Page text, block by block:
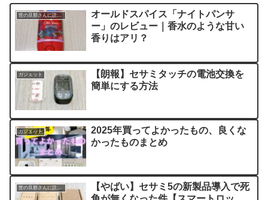
世の旦那さんに読んでほしい記事
オールドスパイス「ナイトパンサ
ー」のレビュー｜香水のような甘い
香りはアリ？
ガジェット
【朗報】セサミタッチの電池交換を
簡単にする方法
ガジェット
2025年買ってよかったもの、良くな
かったものまとめ
世の旦那さんに読んでほしい記事
【やばい】セサミ5の新製品導入で死